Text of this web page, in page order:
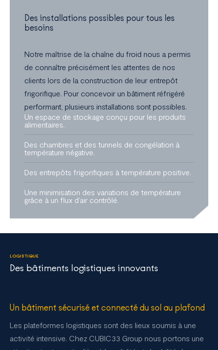
Des installations possibles pour tous les
besoins
Notre maîtrise de la chaîne du froid nous a permis
de connaître précisément les attentes de nos
clients lors de la construction de leur entrepôt
frigorifique. Pour concevoir un bâtiment réfrigéré
performant, plusieurs installations sont possibles.
Un espace de stockage conçu pour les produits
alimentaires.
Des chambres et des tunnels de congélation à
température négative.
Des entrepôts frigorifiques à température positive.
Une minimisation des variations de température
grâce à un flux d’air contrôlé.
LOGISTIQUE
Des bâtiments logistiques innovants
Un bâtiment sécurisé et connecté du sol au plafond
Les plateformes logistiques sont des lieux soumis à une
activité intensive. Chez CUBIC33 Group nous portons une